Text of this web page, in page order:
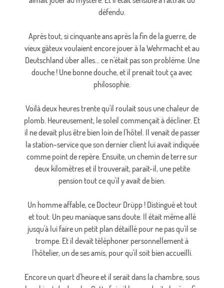
défendu.
Après tout, si cinquante ans après la fin de la guerre, de
vieux gâteux voulaient encore jouer à la Wehrmacht et au
Deutschland über alles... ce n'était pas son problème. Une
douche ! Une bonne douche, et il prenait tout ça avec
philosophie.
Voilà deux heures trente qu'il roulait sous une chaleur de
plomb. Heureusement, le soleil commençait à décliner. Et
il ne devait plus être bien loin de l'hôtel. Il venait de passer
la station-service que son dernier client lui avait indiquée
comme point de repère. Ensuite, un chemin de terre sur
deux kilomètres et il trouverait, paraît-il, une petite
pension tout ce qu'il y avait de bien.
Un homme affable, ce Docteur Drüpp ! Distingué et tout
et tout. Un peu maniaque sans doute. Il était même allé
jusqu'à lui faire un petit plan détaillé pour ne pas qu'il se
trompe. Et il devait téléphoner personnellement à
l'hôtelier, un de ses amis, pour qu'il soit bien accueilli.
Encore un quart d'heure et il serait dans la chambre, sous